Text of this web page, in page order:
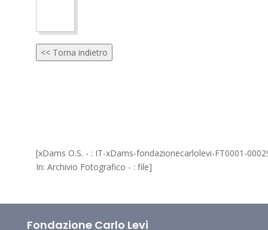
<< Torna indietro
[xDams O.S. - : IT-xDams-fondazionecarlolevi-FT0001-
In: Archivio Fotografico - : file]
Fondazione Carlo Levi